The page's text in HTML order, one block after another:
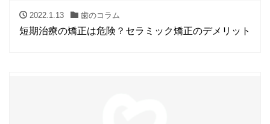
2022.1.13 歯のコラム
短期治療の矯正は危険？セラミック矯正のデメリット